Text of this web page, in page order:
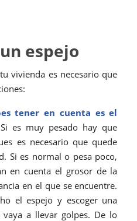
espejo
vivienda es necesario que
tener en cuenta es el
Si es muy pesado hay que
es necesario que quede
Si es normal o pesa poco,
en cuenta el grosor de la
en el que se encuentre.
el espejo y escoger una
a llevar golpes. De lo